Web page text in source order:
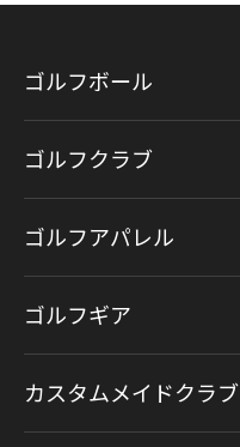
ゴルフボール
ゴルフクラブ
ゴルフアパレル
ゴルフギア
カスタムメイドクラブ